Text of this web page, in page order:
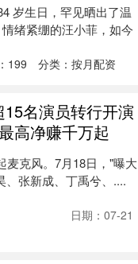
岁生日，罕见晒出了温
绪紧绷的汪小菲，如今
199 分类：按月配资
名演员转行开演
高净赚千万起
麦克风。7月18日，"曝大
张新成、丁禹兮、....
日期：07-21